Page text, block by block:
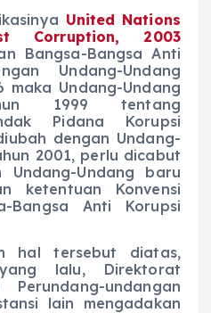
United Nations
Corruption, 2003
Bangsa-Bangsa Anti
Undang-Undang
maka Undang-Undang
1999 tentang
Pidana Korupsi
dengan Undang-
2001, perlu dicabut
Undang baru
ketentuan Konvensi
Bangsa Anti Korupsi
hal tersebut diatas,
lalu, Direktorat
undangan
lain mengadakan